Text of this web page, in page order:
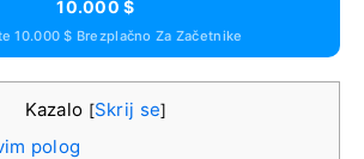
10.000 $
10.000 $ Brezplačno Za Začetnike
Kazalo [Skrij se]
polog